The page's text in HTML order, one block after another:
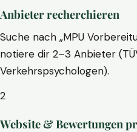
Anbieter recherchieren
Suche nach „MPU
notiere dir 2–3 Anbieter
Verkehrspsychologen).
2
Website & Bewertungen